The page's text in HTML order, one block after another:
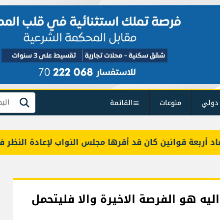
منوعات القائمة بحث
قوانين كان قد أقرها مجلس النواب لإعادة النظر فيها
هو الفرصة الاخيرة والا فليتحمل